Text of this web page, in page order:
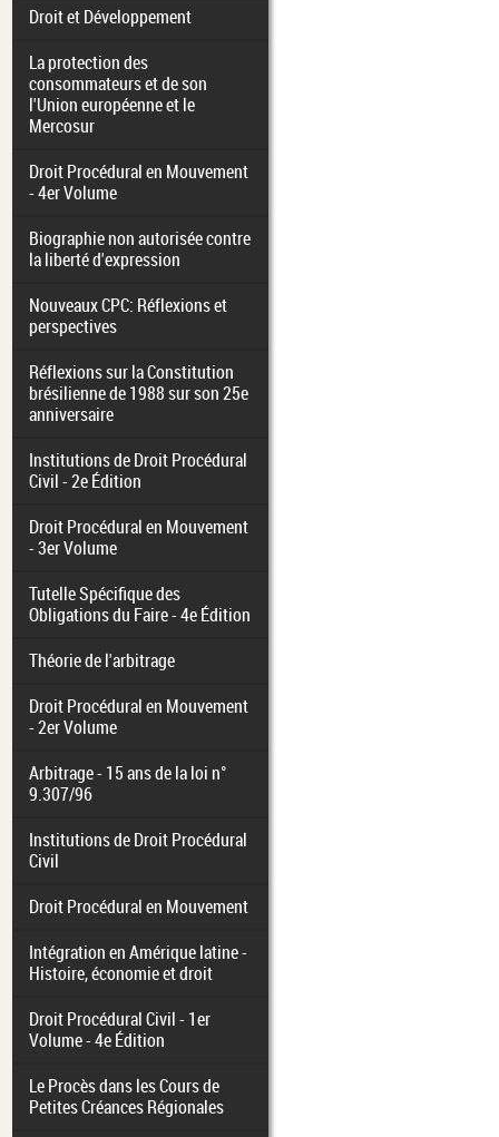
Droit et Développement
La protection des
consommateurs et de son
l'Union européenne et le
Mercosur
Droit Procédural en Mouvement
- 4er Volume
Biographie non autorisée contre
la liberté d'expression
Nouveaux CPC: Réflexions et
perspectives
Réflexions sur la Constitution
brésilienne de 1988 sur son 25e
anniversaire
Institutions de Droit Procédural
Civil - 2e Édition
Droit Procédural en Mouvement
- 3er Volume
Tutelle Spécifique des
Obligations du Faire - 4e Édition
Théorie de l'arbitrage
Droit Procédural en Mouvement
- 2er Volume
Arbitrage - 15 ans de la loi n°
9.307/96
Institutions de Droit Procédural
Civil
Droit Procédural en Mouvement
Intégration en Amérique latine -
Histoire, économie et droit
Droit Procédural Civil - 1er
Volume - 4e Édition
Le Procès dans les Cours de
Petites Créances Régionales